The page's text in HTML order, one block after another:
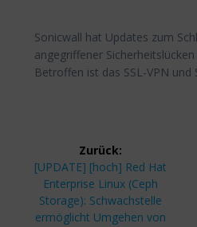
Sonicwall hat Updates zum
angegriffener
Betroffen ist das SSL-VPN und
Zurück:
Vorheriger
Beitrag:
[UPDATE] [hoch] Red Hat
Enterprise Linux (Ceph
Storage): Schwachstelle
ermöglicht Umgehen von